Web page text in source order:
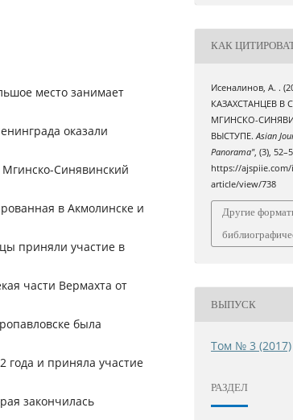
место занимает
оказали
Мгинско-Синявинский
в Акмолинске и
приняли участие в
части Вермахта от
была
года и приняла участие
закончилась
КАК
Исеналинов, А. .
КАЗАХСТАНЦЕВ В
МГИНСКО-
ВЫСТУПЕ.Asian
Panorama", (3),
https://
article/view/738
Другие
ВЫПУСК
Том № 3 (2017)
РАЗДЕЛ